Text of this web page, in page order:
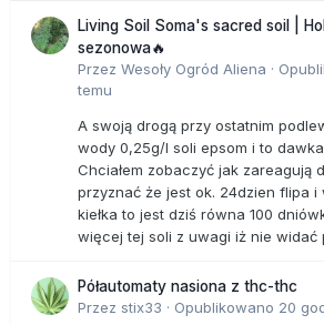
Living Soil Soma's sacred soil |
sezonowa🔥
Przez Wesoły Ogród Aliena ·
temu
A swoją drogą przy ostatnim
wody 0,25g/l soli epsom i to
Chciałem zobaczyć jak zareagują
przyznać że jest ok. 24dzien flipa i
kiełka to jest dziś równa 100
więcej tej soli z uwagi iż nie widać
Półautomaty nasiona z thc-thc
Przez stix33 · Opublikowano 20